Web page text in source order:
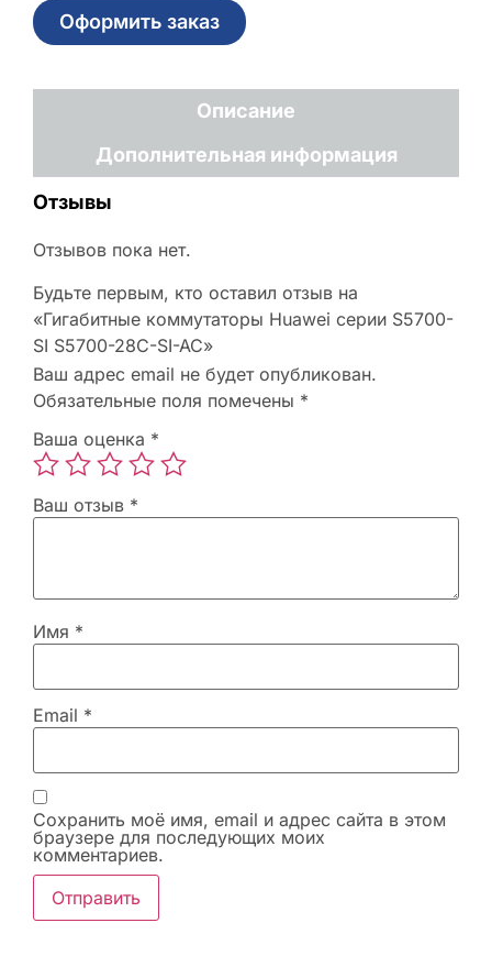
Оформить заказ
Описание
Дополнительная информация
Отзывы
Отзывов пока нет.
Будьте первым, кто оставил отзыв на
«Гигабитные коммутаторы Huawei серии S5700-
SI S5700-28C-SI-AC»
Ваш адрес email не будет опубликован.
Обязательные поля помечены *
Ваша оценка *
Ваш отзыв *
Имя *
Email *
Сохранить моё имя, email и адрес сайта в этом
браузере для последующих моих
комментариев.